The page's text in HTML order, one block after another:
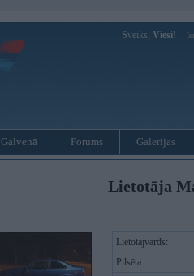
Sveiks, Viesi!
Galvenā Forums Galerijas
Lietotāja
Lietotājvārds:
Pilsēta: